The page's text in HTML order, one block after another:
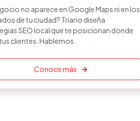
no aparece en Google Maps ni en los
de tu ciudad? Triario diseña
SEO local que te posicionan donde
clientes. Hablemos.
Conoce más